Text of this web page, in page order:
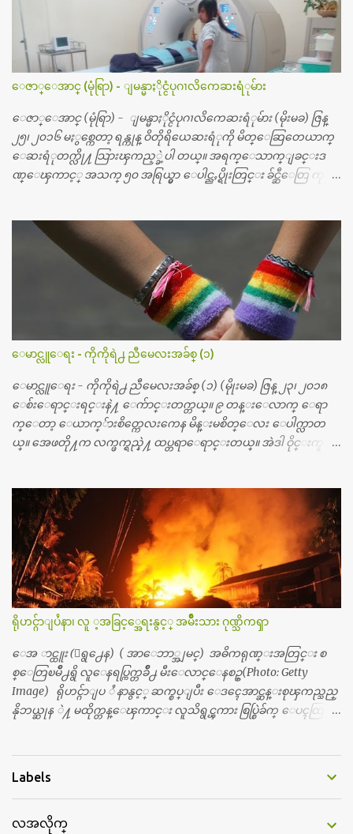
ေဇာ္ေအာင္ (မုံရြာ) - ျမန္မာႏိုင္ငံပုဂၢလိကေဆးရံုမ်ား
ေဇာ္ေအာင္ (မုံရြာ) - ျမန္မာႏိုင္ငံပုဂၢလိကေဆးရံုမ်ား (မိုးမခ) ဇြန္
၂၅၊ ၂၀၁၆ မႏွစ္ကေတာ့ ရန္ကုန္ ဝိတိုရိယေဆးရံုကို မိတ္ေဆြတေယာက္
ေဆးရံုတက္လို႔ သြားၾကည့္ခဲ့ပါ တယ္။ အရက္ေသာက္ျခင္းဒ
ဏ္ေၾကာင့္ အသက္ ၅၀ အရြယ္မွာ ေပါင္ညႇပ္ရိုးတြင္း ခ်င္ဆီေတြ ကုန္ခ
စၿပီး၊ အာရွေတာ္ဝင္ခြဲစိတ္ခန္းကို ငွားရမ္းခြဲစိတ္ အရိုးအစားထိုးကုပါတ
ယ္။ ေဆးစစ္၊ေဆးဝယ္၊ ခြဲစိတ္ကု၊ အရိုးအစားထိုးပစၥည္း စတဲ့စရိ
တ္ေတြနဲ႔ေဆးရံုမွာ ၂ ပတ္ေနထိုင္စရိတ္ သိန္း ၇၀ ေလာက္ ကုန္သြား
ပါတယ္။ သူငယ္ခ်င္းျဖစ္သူကို လာေတြ႔ရင္း ဟိုတယ္လို သန္႔ရွင္းသ
ပ္ရပ္တဲ့ ဝိတိုရိယေဆးရံုမွာ စီတီစကင္ နဲ႔ အမ္အာအိုင္1 စက္ခန္းကိုေ
တြ႔လို႔ေမးၾကည့္ေတာ့ တခါစမ္းရင္ က်ပ္တသိန္းေက်ာ္ က်သင့္
တယ္သိရပါတယ္။ တခါတေလ ကိုယ္လက္ေျခ၊ ဦးေႏွာက္ေတြ အေသး
စိတ္ၾကည့္လိုရင္ ဒီစက္ၾကီးေတြနဲ႔ စမ္းသပ္ရပါတယ္။ ခႏၱာကိုယ္အစိတ္ပို
င္း ကလီစာေတြကိုၾကည့္ရႈတဲ့ အာလထရာေဆာင္း2 စက္ေတြ
ကေတာ့ ေစ်းသိပ္မႀကီးလို႔ ျမန္မာျပည္ေဆးရံုတိုင္းရွိပါတယ္။
တစ္ခါစမ္းရင္ က်ပ္တစ္ေသာင္းေလာက္ က်သင့္ပါတယ္။ စာေရးသူ လြ
န္ခဲ့တဲ့ (၂)...
ေမာင္လူေရး - ကိုကိုရဲ႕ ညီမေလးအခ်စ္ (၁)
ေမာင္လူေရး - ကိုကိုရဲ႕ ညီမေလးအခ်စ္ (၁) (မိုုးမခ) ဇြန္ ၂၃၊ ၂၀၁၈
ေစ်းေရာင္းရင္းနဲ႔ ေက်ာင္းတက္တယ္။ ၉ တန္းေလာက္ ေရာ
က္ေတာ့ ေယာက္်ားစိတ္ကေလးကေန မိန္းမစိတ္ေလး ေပါက္လာတ
ယ္။ အေဖတို႔က လက္ဖက္ရည္နဲ႔ ထပ္တရာေရာင္းတယ္။ အဲဒါ ဝိုင္းကူ
တယ္။ ပန္းပန္တယ္။ မိန္းကေလး အဝတ္အစားေတြကိုလည္း ခုိးဝတ္တ
ယ္။ မိန္းမစိတ္ရွိေတာ့ ရွိေပမယ့္ ကိုယ့္ကိုယ္ကို မိန္းမစိတ္ေပါက္မွန္း
သိတာက ၉ တန္း၊ ၁၀ တန္းေလာက္ကမွ။ ညီအစ္ကို ေမာင္နွမ အားလံုး ၆
ေယာက္ရွိတယ္။ အစ္ကို ၃ ေယာက္၊ အစ္မ ႏွစ္ေယာက္။ အစ္ကိုေတြက
လည္း သူ႔ အေပါင္းအသင္းနဲ႔ သူဆိုေတာ့ အမေတြနဲ႔ဘဲ ေပါ
င္းတယ္။ ျပီးေတာ့ အေဖကလည္း ေယာက္်ားဆုိ ေယာ
က္်ားေလးလုိဘဲ ေနေစခ်င္တယ္။ အေဖ့ကို ေၾကာက္လည္း ေၾကာ
က္ရတယ္။ ေယာက္်ားဘဝဆုိတာ ျမင့္ျမတ္တယ္ေပါ့။ ေယာ
က္်ားေလး စိတ္လည္း ရွိေအာင္ ဘာသာေရးလည္း လုိက္စားေအာင္
တန္ခူးလဆုိ တစ္လလံုး ကိုရင္ ဝတ္ခုိင္းတယ္။ ေက်ာင္းမွာဆုိရင္ ေ
ယာက္်ားေလးေတြက ကိုယ့္ကို ဘာပဲျဖစ္ျဖစ္ မၾကားတၾကား စ
ရင္စတယ္။ အေျခာက္ ဘာညာေပါ့၊ အာ့့လုိေလးေတြ စတာေပါ့။
ရိုဟင္ဂ်ာျပႆနာ၊ လူ ့အခြင့္အေရးနွင့္ အမ်ိဳးသား ဂုဏ္သိကၡာ
ေအ ာင္ထူး (ေရွ႕ေန) ( အာေဘာ္အျမင္) အဓိကရုဏ္းအတြင္း စ
စ္ေတြၿမိဳ႕ရွိ လူေနရပ္ကြက္တခ်ိဳ႕ မီးေလာင္ေနစဥ္(Photo: Getty
Image) ရိုဟင္ဂ်ာျပ ႆ နာနွင့္ ဆက္စပ္ျပီး ေဒၚေအာင္ဆန္းစုၾကည္သည္
နိုဘယ္ဆုန ဲ႔ မထိုက္တန္ေၾကာင္း လူသိရွင္ၾကား စြပ္စြဲခ်က္ ေပၚထြက္လာ
စ္ေနပံုမ်ား၊ ဘဂၤလားေဒ႕ရွ္ နိုင္ငံဘက္သုိ႕ ေလွျဖင့္ကူးေျပးရန္
ထုပ္ တေယာက္ တထုပ္ ေ ပး၍ ေရထဲ သို႔ ျပန္ ေ မာင္းထုတ္လိုက္သျ
Labels
လအလိုက္